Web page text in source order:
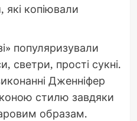
які копіювали
популяризували
светри, прості сукні.
Дженніфер
стилю завдяки
образам.